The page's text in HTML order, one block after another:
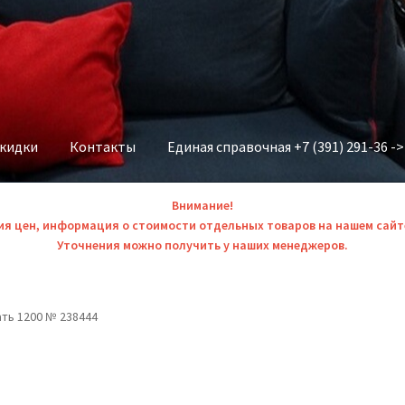
Контакты Единая справочная +7 (391) 291-36 -
Внимание!
цен, информация о стоимости отдельных товаров на нашем
Уточнения можно получить у наших менеджеров.
1200 № 238444